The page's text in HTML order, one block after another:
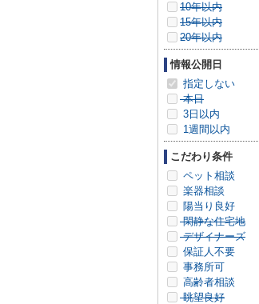
10年以内
15年以内
20年以内
情報公開日
指定しない
本日
3日以内
1週間以内
こだわり条件
ペット相談
楽器相談
陽当り良好
閑静な住宅地
デザイナーズ
保証人不要
事務所可
高齢者相談
眺望良好